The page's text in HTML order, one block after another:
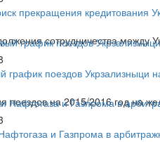
прекращения кредитования
сотрудничества
график поездов Укрзализныци
поездов на 2015/2016 год на
и Газпрома в